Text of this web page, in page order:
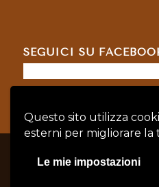
Questo sito utilizza
esterni per migliorare la
Le mie impostazioni
SEGUICI SU
Policy| Cookie Policy